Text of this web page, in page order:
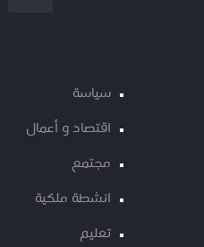
سياسة
اقتصاد و أعمال
مجتمع
انشطة ملكية
تعليم